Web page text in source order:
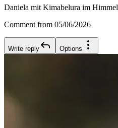
Daniela mit Kimabelura im Himmel
Comment from 05/06/2026
Write reply Options